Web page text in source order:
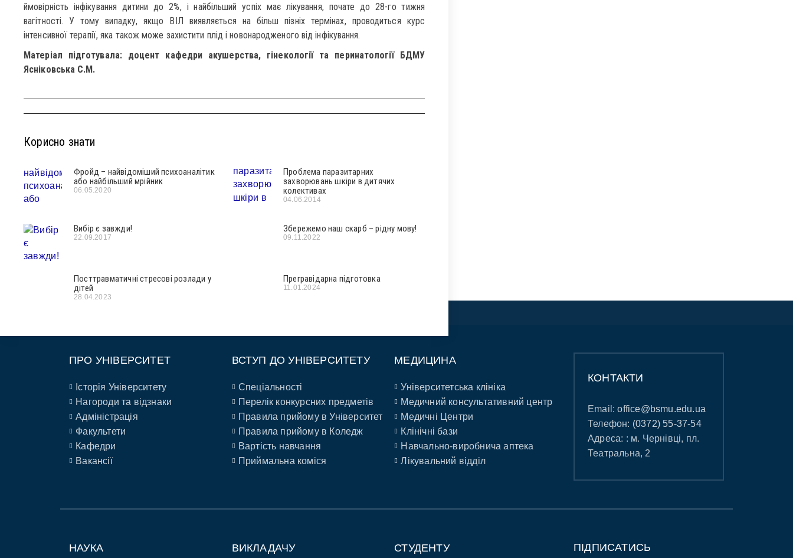
ймовірність інфікування дитини до 2%, і найбільший успіх має лікування, почате до 28-го тижня
вагітності. У тому випадку, якщо ВІЛ виявляється на більш пізніх термінах, проводиться курс
інтенсивної терапії, яка також може захистити плід і новонародженого від інфікування.
Матеріал підготувала: доцент кафедри акушерства, гінекології та перинатології БДМУ
Ясніковська С.М.
Корисно знати
Фройд – найвідоміший психоаналітик
або найбільший мрійник
06.05.2020
Проблема паразитарних
захворювань шкіри в дитячих
колективах
04.06.2014
Вибір є завжди!
22.09.2017
Збережемо наш скарб – рідну мову!
09.11.2022
Посттравматичні стресові розлади у
дітей
28.04.2023
Прегравідарна підготовка
11.01.2024
ПРО УНІВЕРСИТЕТ
Історія Університету
Нагороди та відзнаки
Адміністрація
Факультети
Кафедри
Вакансії
ВСТУП ДО УНІВЕРСИТЕТУ
Спеціальності
Перелік конкурсних предметів
Правила прийому в Університет
Правила прийому в Коледж
Вартість навчання
Приймальна коміся
МЕДИЦИНА
Університетська клініка
Медичний консультативний центр
Медичні Центри
Клінічні бази
Навчально-виробнича аптека
Лікувальний відділ
КОНТАКТИ
Email:office@bsmu.edu.ua
Телефон: (0372) 55-37-54
Адреса: : м. Чернівці, пл.
Театральна, 2
НАУКА ВИКЛАДАЧУ СТУДЕНТУ ПІДПИСАТИСЬ